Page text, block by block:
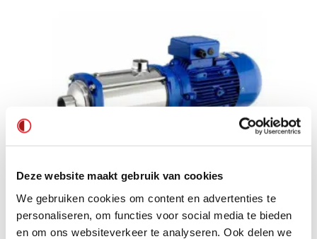
Deze website maakt gebruik van cookies
We gebruiken cookies om content en advertenties te
personaliseren, om functies voor social media te bieden
en om ons websiteverkeer te analyseren. Ook delen we